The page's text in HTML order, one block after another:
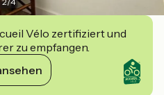
Vélo zertifiziert und
zu empfangen.